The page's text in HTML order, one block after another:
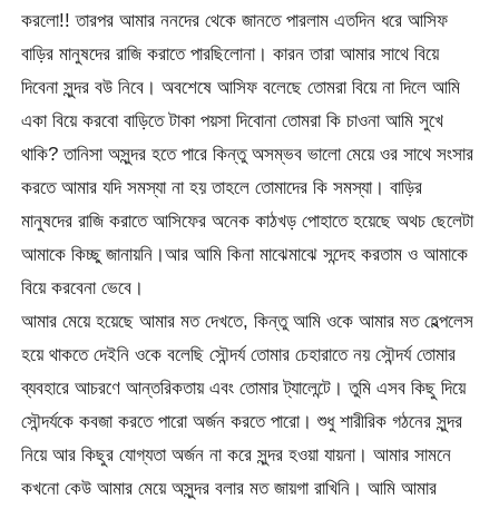
করলো!! তারপর আমার ননদের থেকে জানতে পারলাম এতদিন ধরে আসিফ
বাড়ির মানুষদের রাজি করাতে পারছিলোনা। কারন তারা আমার সাথে বিয়ে
দিবেনা সুন্দর বউ নিবে। অবশেষে আসিফ বলেছে তোমরা বিয়ে না দিলে আমি
একা বিয়ে করবো বাড়িতে টাকা পয়সা দিবোনা তোমরা কি চাওনা আমি সুখে
থাকি? তানিসা অসুন্দর হতে পারে কিন্তু অসম্ভব ভালো মেয়ে ওর সাথে সংসার
করতে আমার যদি সমস্যা না হয় তাহলে তোমাদের কি সমস্যা। বাড়ির
মানুষদের রাজি করাতে আসিফের অনেক কাঠখড় পোহাতে হয়েছে অথচ ছেলেটা
আমাকে কিচ্ছু জানায়নি।আর আমি কিনা মাঝেমাঝে সন্দেহ করতাম ও আমাকে
বিয়ে করবেনা ভেবে।
আমার মেয়ে হয়েছে আমার মত দেখতে, কিন্তু আমি ওকে আমার মত হেল্পলেস
হয়ে থাকতে দেইনি ওকে বলেছি সৌন্দর্য তোমার চেহারাতে নয় সৌন্দর্য তোমার
ব্যবহারে আচরণে আন্তরিকতায় এবং তোমার ট্যালেন্টে। তুমি এসব কিছু দিয়ে
সৌন্দর্যকে কবজা করতে পারো অর্জন করতে পারো। শুধু শারীরিক গঠনের সুন্দর
নিয়ে আর কিছুর যোগ্যতা অর্জন না করে সুন্দর হওয়া যায়না। আমার সামনে
কখনো কেউ আমার মেয়ে অসুন্দর বলার মত জায়গা রাখিনি। আমি আমার